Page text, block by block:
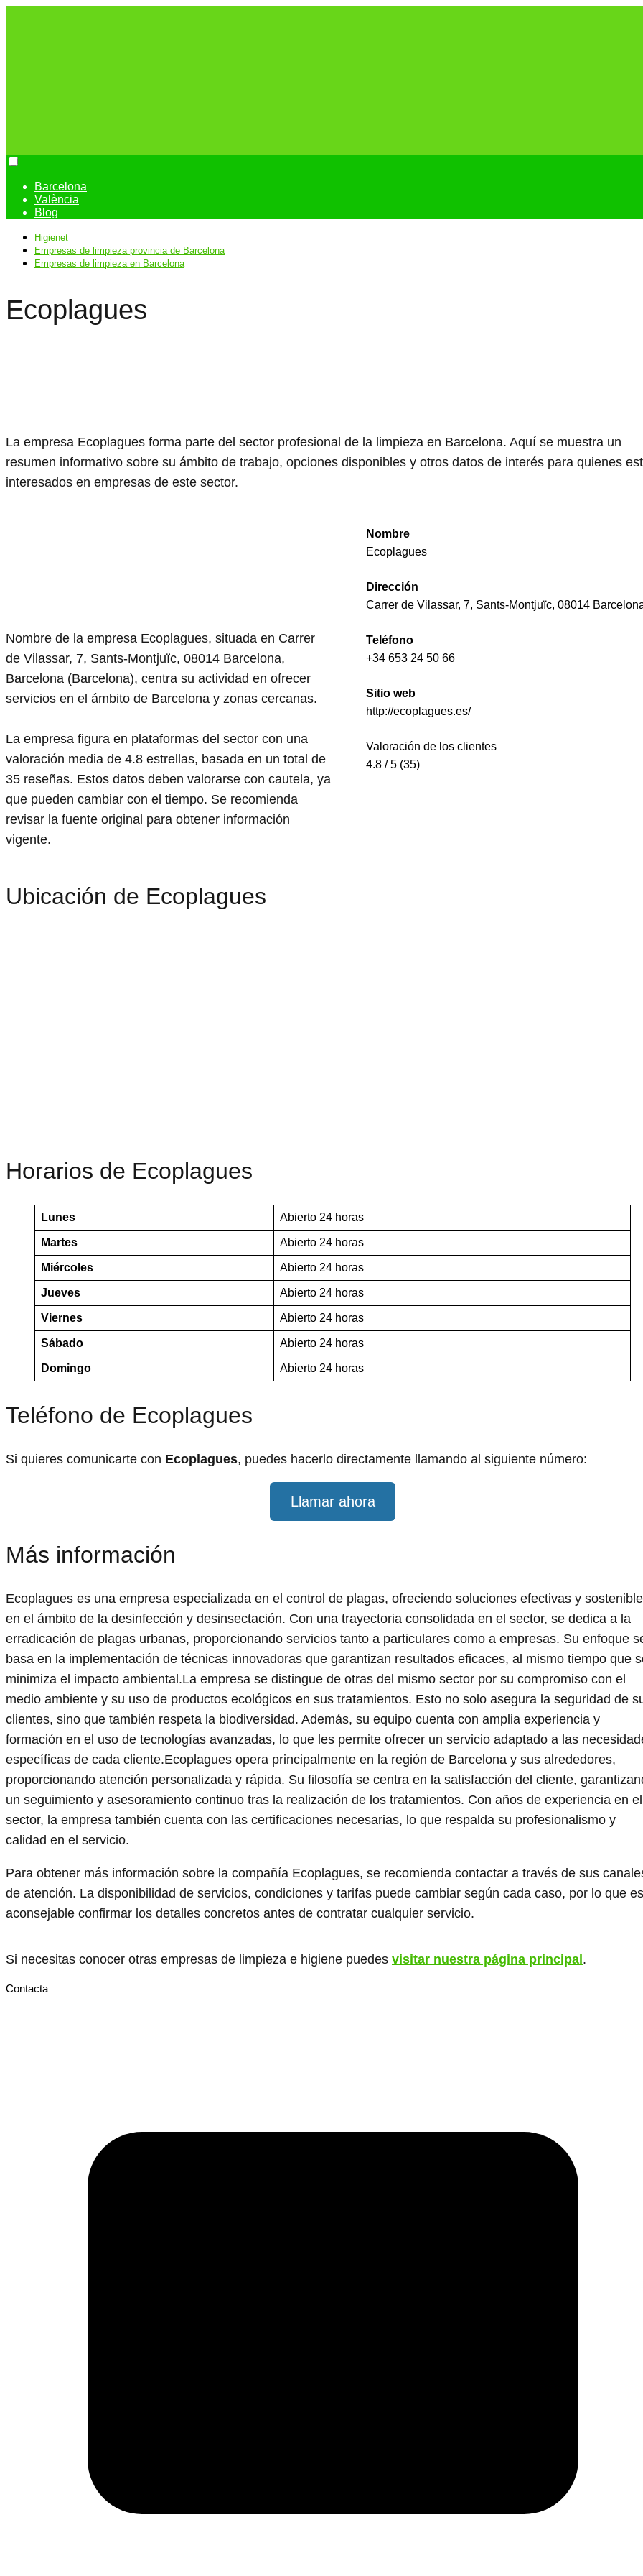
Barcelona
València
Blog
Higienet
Empresas de limpieza provincia de Barcelona
Empresas de limpieza en Barcelona
Ecoplagues
La empresa Ecoplagues forma parte del sector profesional de la limpieza en Barcelona. Aquí se muestra un
resumen informativo sobre su ámbito de trabajo, opciones disponibles y otros datos de interés para quienes
interesados en empresas de este sector.
Nombre de la empresa Ecoplagues, situada en Carrer
de Vilassar, 7, Sants-Montjuïc, 08014 Barcelona,
Barcelona (Barcelona), centra su actividad en ofrecer
servicios en el ámbito de Barcelona y zonas cercanas.
La empresa figura en plataformas del sector con una
valoración media de 4.8 estrellas, basada en un total de
35 reseñas. Estos datos deben valorarse con cautela, ya
que pueden cambiar con el tiempo. Se recomienda
revisar la fuente original para obtener información
vigente.
Nombre
Ecoplagues
Dirección
Carrer de Vilassar, 7, Sants-Montjuïc, 08014
Teléfono
+34 653 24 50 66
Sitio web
http://ecoplagues.es/
Valoración de los clientes
4.8 / 5 (35)
Ubicación de Ecoplagues
Horarios de Ecoplagues
Lunes Abierto 24 horas
Martes Abierto 24 horas
Miércoles Abierto 24 horas
Jueves Abierto 24 horas
Viernes Abierto 24 horas
Sábado Abierto 24 horas
Domingo Abierto 24 horas
Teléfono de Ecoplagues
Si quieres comunicarte con Ecoplagues, puedes hacerlo directamente llamando al siguiente número:
Llamar ahora
Más información
Ecoplagues es una empresa especializada en el control de plagas, ofreciendo soluciones efectivas y
en el ámbito de la desinfección y desinsectación. Con una trayectoria consolidada en el sector, se dedica a la
erradicación de plagas urbanas, proporcionando servicios tanto a particulares como a empresas. Su enfoque
basa en la implementación de técnicas innovadoras que garantizan resultados eficaces, al mismo tiempo que
minimiza el impacto ambiental.La empresa se distingue de otras del mismo sector por su compromiso con el
medio ambiente y su uso de productos ecológicos en sus tratamientos. Esto no solo asegura la seguridad de
clientes, sino que también respeta la biodiversidad. Además, su equipo cuenta con amplia experiencia y
formación en el uso de tecnologías avanzadas, lo que les permite ofrecer un servicio adaptado a las
específicas de cada cliente.Ecoplagues opera principalmente en la región de Barcelona y sus alrededores,
proporcionando atención personalizada y rápida. Su filosofía se centra en la satisfacción del cliente,
un seguimiento y asesoramiento continuo tras la realización de los tratamientos. Con años de experiencia en el
sector, la empresa también cuenta con las certificaciones necesarias, lo que respalda su profesionalismo y
calidad en el servicio.
Para obtener más información sobre la compañía Ecoplagues, se recomienda contactar a través de sus
de atención. La disponibilidad de servicios, condiciones y tarifas puede cambiar según cada caso, por lo que es
aconsejable confirmar los detalles concretos antes de contratar cualquier servicio.
Si necesitas conocer otras empresas de limpieza e higiene puedes visitar nuestra página principal .
Contacta